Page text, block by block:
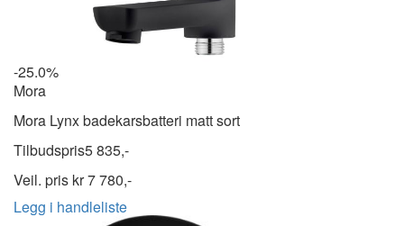
-25.0%
Mora
Mora Lynx badekarsbatteri matt sort
Tilbudspris5 835,-
Veil. pris kr7 780,-
Legg i handleliste